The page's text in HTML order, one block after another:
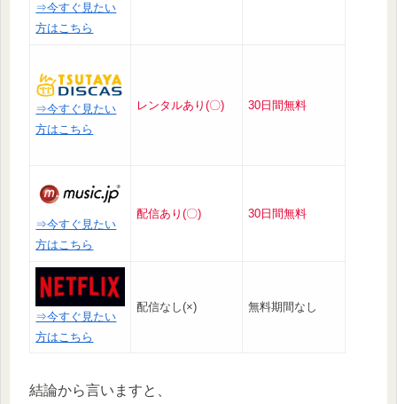
⇒今すぐ見たい
方はこちら
⇒今すぐ見たい
方はこちら
レンタルあり(〇) 30日間無料
⇒今すぐ見たい
方はこちら
配信あり(〇) 30日間無料
⇒今すぐ見たい
方はこちら
配信なし(×) 無料期間なし
結論から言いますと、